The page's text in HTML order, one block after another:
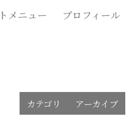
メニュー プロフィール
カテゴリ アーカイブ